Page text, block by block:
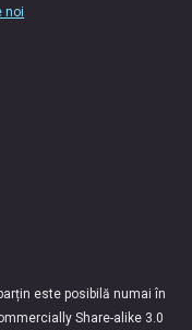
noi
este posibilă numai în
Share-alike 3.0